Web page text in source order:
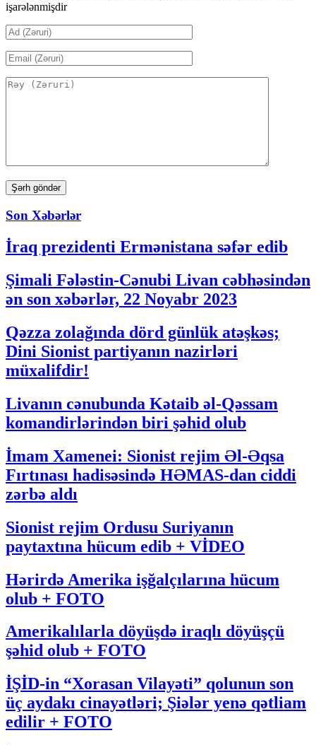
işarələnmişdir
Son Xəbərlər
İraq prezidenti Ermənistana səfər edib
Şimali Fələstin-Cənubi Livan cəbhəsindən
ən son xəbərlər, 22 Noyabr 2023
Qəzza zolağında dörd günlük atəşkəs;
Dini Sionist partiyanın nazirləri
müxalifdir!
Livanın cənubunda Kətaib əl-Qəssam
komandirlərindən biri şəhid olub
İmam Xamenei: Sionist rejim Əl-Əqsa
Fırtınası hadisəsində HƏMAS-dan ciddi
zərbə aldı
Sionist rejim Ordusu Suriyanın
paytaxtına hücum edib + VİDEO
Hərirdə Amerika işğalçılarına hücum
olub + FOTO
Amerikalılarla döyüşdə iraqlı döyüşçü
şəhid olub + FOTO
İŞİD-in “Xorasan Vilayəti” qolunun son
üç aydakı cinayətləri; Şiələr yenə qətliam
edilir + FOTO